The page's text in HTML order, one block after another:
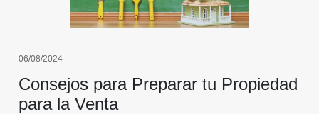
06/08/2024
Consejos para Preparar tu Propiedad
para la Venta